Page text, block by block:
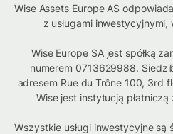
Wise Assets Europe AS
z usługami
Wise Europe SA jest spółką
numerem 0713629988.
adresem Rue du Trône 100, 3rd
Wise jest instytucją
Wszystkie usługi inwestycyjne